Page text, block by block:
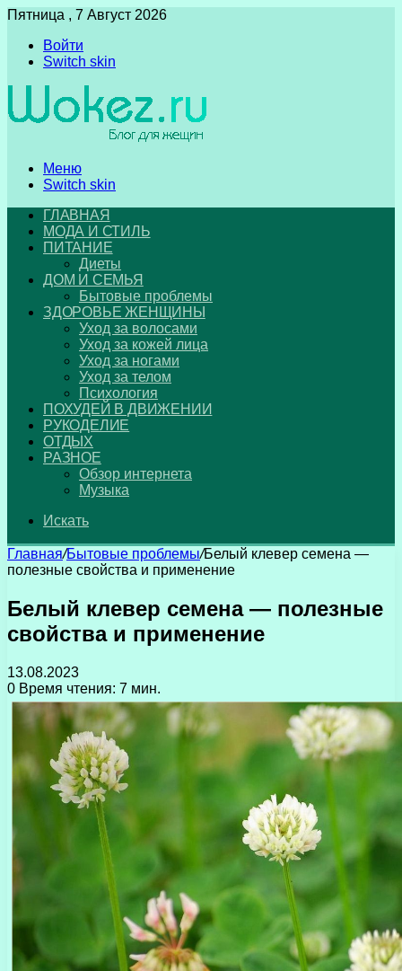
Пятница , 7 Август 2026
Войти
Switch skin
Меню
Switch skin
ГЛАВНАЯ
МОДА И СТИЛЬ
ПИТАНИЕ
Диеты
ДОМ И СЕМЬЯ
Бытовые проблемы
ЗДОРОВЬЕ ЖЕНЩИНЫ
Уход за волосами
Уход за кожей лица
Уход за ногами
Уход за телом
Психология
ПОХУДЕЙ В ДВИЖЕНИИ
РУКОДЕЛИЕ
ОТДЫХ
РАЗНОЕ
Обзор интернета
Музыка
Искать
Главная/Бытовые проблемы/Белый клевер семена —
полезные свойства и применение
Белый клевер семена — полезные
свойства и применение
13.08.2023
0 Время чтения: 7 мин.